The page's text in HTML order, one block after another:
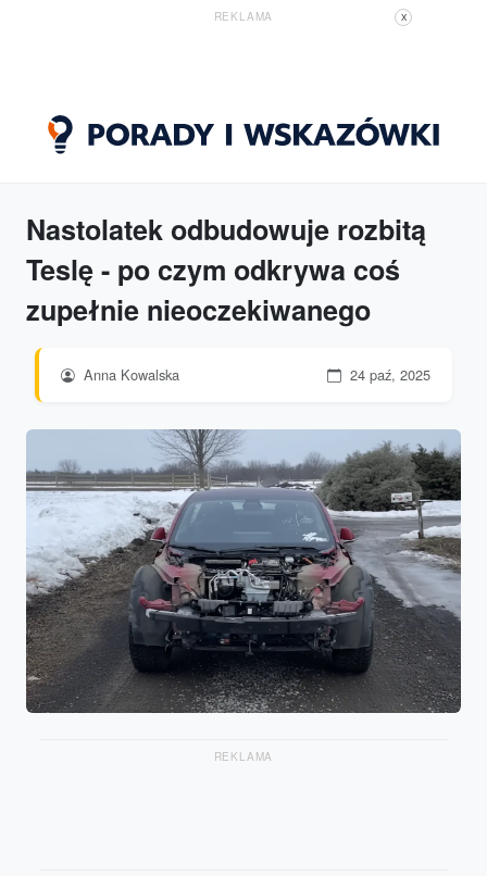
REKLAMA X
Nastolatek odbudowuje rozbitą
Teslę - po czym odkrywa coś
zupełnie nieoczekiwanego
Anna Kowalska 24 paź, 2025
REKLAMA